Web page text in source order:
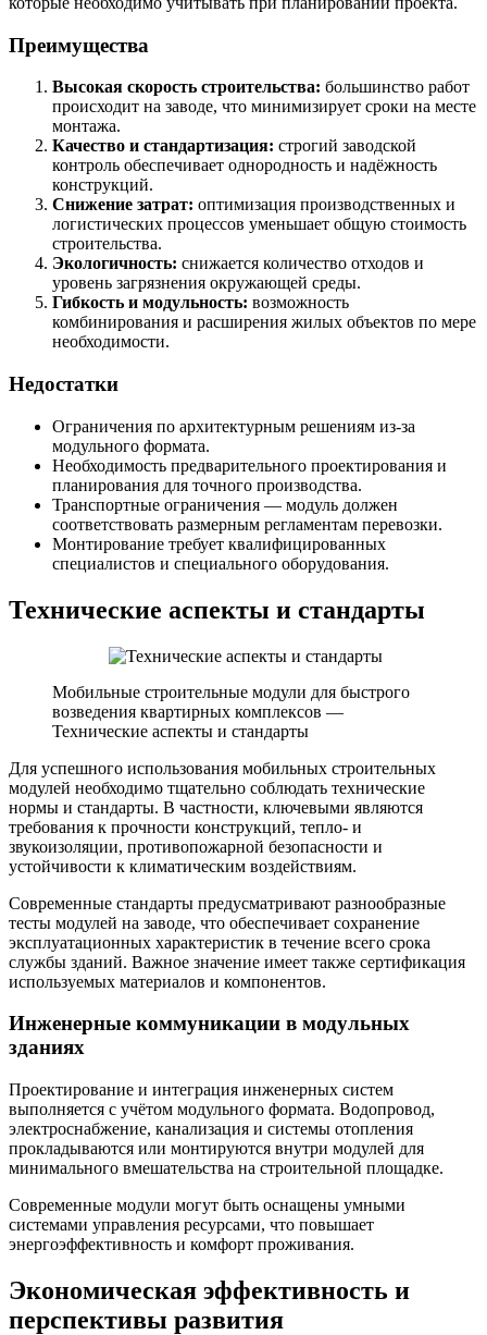
Преимущества
Высокая скорость строительства: большинство работ
происходит на заводе, что минимизирует сроки на месте
монтажа.
Качество и стандартизация: строгий заводской
контроль обеспечивает однородность и надёжность
конструкций.
Снижение затрат: оптимизация производственных и
логистических процессов уменьшает общую стоимость
строительства.
Экологичность: снижается количество отходов и
уровень загрязнения окружающей среды.
Гибкость и модульность: возможность
комбинирования и расширения жилых объектов по мере
необходимости.
Недостатки
Ограничения по архитектурным решениям из-за
модульного формата.
Необходимость предварительного проектирования и
планирования для точного производства.
Транспортные ограничения — модуль должен
соответствовать размерным регламентам перевозки.
Монтирование требует квалифицированных
специалистов и специального оборудования.
Технические аспекты и стандарты
Мобильные строительные модули для быстрого
возведения квартирных комплексов —
Технические аспекты и стандарты
Для успешного использования мобильных строительных
модулей необходимо тщательно соблюдать технические
нормы и стандарты. В частности, ключевыми являются
требования к прочности конструкций, тепло- и
звукоизоляции, противопожарной безопасности и
устойчивости к климатическим воздействиям.
Современные стандарты предусматривают разнообразные
тесты модулей на заводе, что обеспечивает сохранение
эксплуатационных характеристик в течение всего срока
службы зданий. Важное значение имеет также сертификация
используемых материалов и компонентов.
Инженерные коммуникации в модульных
зданиях
Проектирование и интеграция инженерных систем
выполняется с учётом модульного формата. Водопровод,
электроснабжение, канализация и системы отопления
прокладываются или монтируются внутри модулей для
минимального вмешательства на строительной площадке.
Современные модули могут быть оснащены умными
системами управления ресурсами, что повышает
энергоэффективность и комфорт проживания.
Экономическая эффективность и
перспективы развития